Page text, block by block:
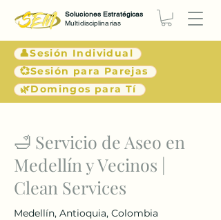
👤Sesión Individual
💞Sesión para Parejas
🌿Domingos para Tí
Soluciones Estratégicas
Multidisciplinarias
< Atrás
🛁 Servicio de Aseo en
Medellín y Vecinos |
Clean Services
Medellín, Antioquia, Colombia